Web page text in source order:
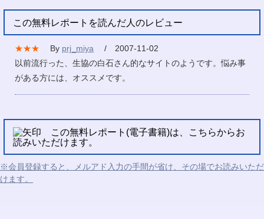
この無料レポートを読んだ人のレビュー
★★★ By prj_miya
/ 2007-11-02
以前流行った、生協の白石さん的なサイトのようです。悩み事
がある方には、オススメです。
この無料レポート(電子書籍)は、こちらからお
読みいただけます。
※会員登録すると、メルアド入力の手間が省け、その場でお読みいただ
けます。